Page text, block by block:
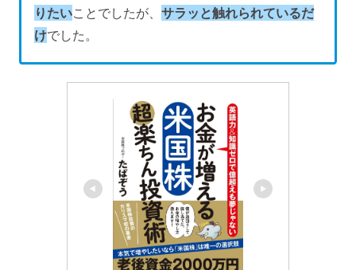
りたいことでしたが、サラッと触れられているだ
けでした。